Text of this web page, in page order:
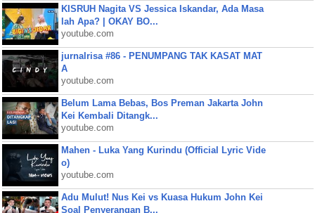
KISRUH Nagita VS Jessica Iskandar, Ada Masa
lah Apa? | OKAY BO...
youtube.com
jurnalrisa #86 - PENUMPANG TAK KASAT MAT
A
youtube.com
Belum Lama Bebas, Bos Preman Jakarta John
Kei Kembali Ditangk...
youtube.com
Mahen - Luka Yang Kurindu (Official Lyric Vide
o)
youtube.com
Adu Mulut! Nus Kei vs Kuasa Hukum John Kei
Soal Penyerangan B...